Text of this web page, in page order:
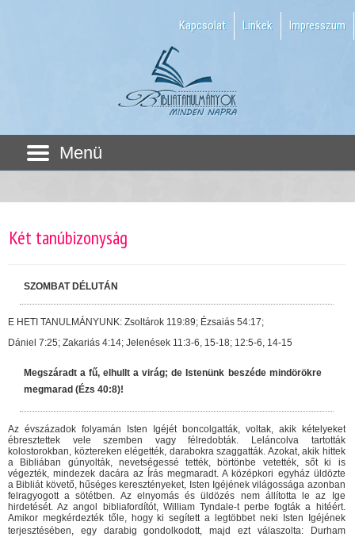
Kapcsolat Linkek Impresszum
Menü
Két tanúbizonyság
SZOMBAT DÉLUTÁN
E HETI TANULMÁNYUNK: Zsoltárok 119:89; Ézsaiás 54:17;
Dániel 7:25; Zakariás 4:14; Jelenések 11:3-6, 15-18; 12:5-6, 14-15
Megszáradt a fű, elhullt a virág; de Istenünk beszéde mindörökre
megmarad (Ézs 40:8)!
Az évszázadok folyamán Isten Igéjét boncolgatták, voltak, akik kételyeket
ébresztettek vele szemben vagy félredobták. Leláncolva tartották
kolostorokban, köztereken elégették, darabokra szaggatták. Azokat, akik hittek
a Bibliában gúnyolták, nevetségessé tették, börtönbe vetették, sőt ki is
végezték, mindezek dacára az Írás megmaradt. A középkori egyház üldözte
a Bibliát követő, hűséges keresztényeket, Isten Igéjének világossága azonban
felragyogott a sötétben. Az elnyomás és üldözés nem állította le az Ige
hirdetését. Az angol bibliafordítót, William Tyndale-t perbe fogták a hitéért.
Amikor megkérdezték tőle, hogy ki segített a legtöbbet neki Isten Igéjének
terjesztésében, egy darabig gondolkodott, majd ezt válaszolta: Durham